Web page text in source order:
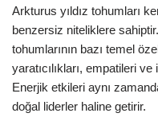
Arkturus yıldız tohumları
benzersiz niteliklere
tohumlarının bazı temel
yaratıcılıkları, empatileri
Enerjik etkileri aynı
doğal liderler haline getirir.